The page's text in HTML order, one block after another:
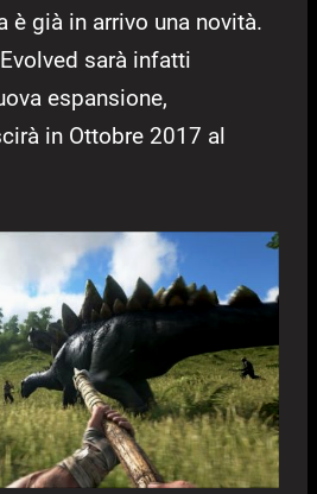
è già in arrivo una novità.
sarà infatti
espansione,
in Ottobre 2017 al